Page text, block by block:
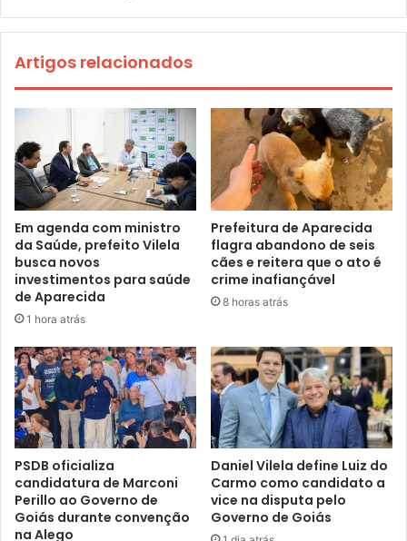
Artigos relacionados
Em agenda com ministro
da Saúde, prefeito Vilela
busca novos
investimentos para saúde
de Aparecida
1 hora atrás
Prefeitura de Aparecida
flagra abandono de seis
cães e reitera que o ato é
crime inafiançável
8 horas atrás
PSDB oficializa
candidatura de Marconi
Perillo ao Governo de
Goiás durante convenção
na Alego
Daniel Vilela define Luiz do
Carmo como candidato a
vice na disputa pelo
Governo de Goiás